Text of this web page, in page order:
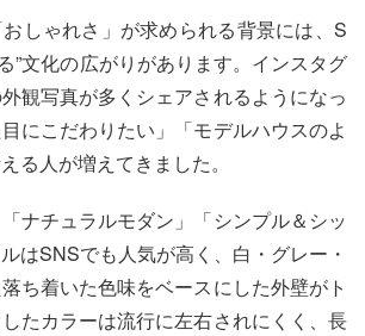
しゃれさ」が求められる背景には、S
”文化の広がりがあります。インスタグ
観写真が多くシェアされるようになっ
にこだわりたい」「モデルハウスのよ
る人が増えてきました。
ナチュラルモダン」「シンプル＆シッ
はSNSでも人気が高く、白・グレー・
ち着いた色味をベースにした外壁がト
たカラーは流行に左右されにくく、長